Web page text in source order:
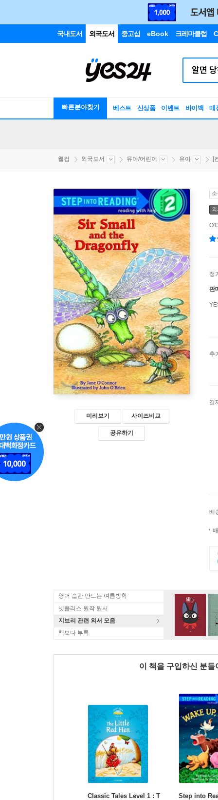
국내도서 외국도서 중고샵 eBook 크레마클럽
빠른분야찾기 베스트 신상품 이벤트 바이백 매
웰컴 외국도서 유아/어린이 유아 [
미리보기 사이즈비교
공유하기
정
판
추
결
배
영어 습관 만드는 여름방학
넷플리스 원작 원서
지브리 관련 외서 모음
책보다 부록
이 책을 구입하신 분
Classic Tales Level 1 : T
Step into